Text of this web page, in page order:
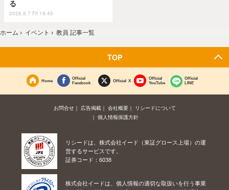
る
2026.8.7 Fri 19:45
ホーム › イベント › 教員 記事一覧
TOP
Home
Official
Facebook
Official X
Official
YouTube
Official
LINE
お問合せ 広告掲載 会社概要
リシードについて
個人情報保護方針
リシードは、株式会社イード（東証グロース上場）の運
営するサービスです。
証券コード：6038
株式会社イードは、個人情報の適切な取扱いを行う事業